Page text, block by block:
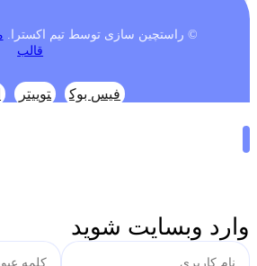
© راستچین سازی توسط تیم اکسترا.
قالب
فیس بوک توییتر
وارد وبسایت شوید